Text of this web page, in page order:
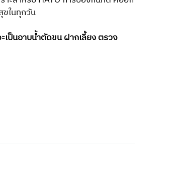
ในทุกวัน
เป็นอาบน้ำตัดขน ฝากเลี้ยง ตรวจ